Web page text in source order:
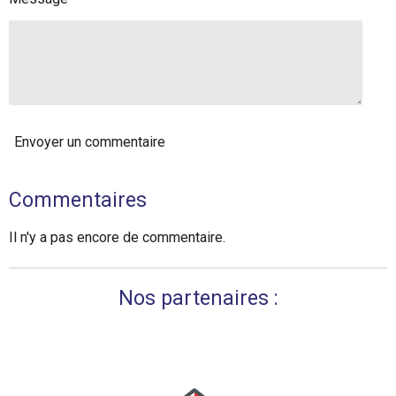
Envoyer un commentaire
Commentaires
Il n'y a pas encore de commentaire.
Nos partenaires :